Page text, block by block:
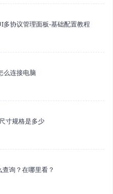
多协议管理面板-基础配置教程
么连接电脑
寸规格是多少
询？在哪里看？